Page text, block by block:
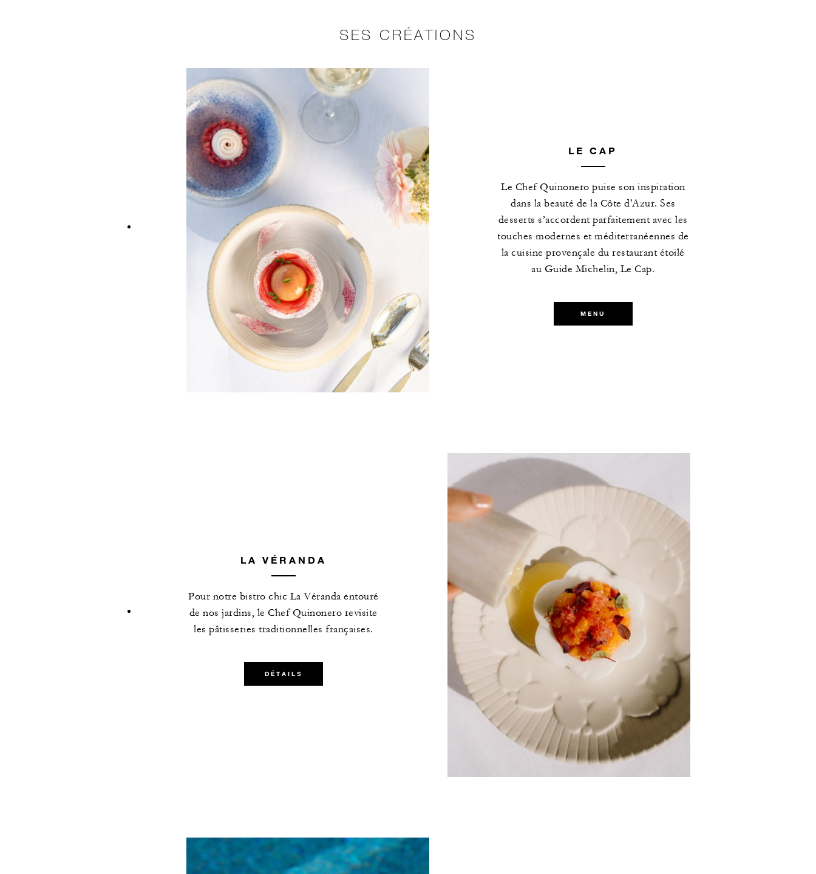
SES CRÉATIONS
LE CAP
Le Chef Quinonero puise son inspiration
dans la beauté de la Côte d'Azur. Ses
desserts s’accordent parfaitement avec les
touches modernes et méditerranéennes de
la cuisine provençale du restaurant étoilé
au Guide Michelin, Le Cap.
MENU
LA VÉRANDA
Pour notre bistro chic La Véranda entouré
de nos jardins, le Chef Quinonero revisite
les pâtisseries traditionnelles françaises.
DÉTAILS